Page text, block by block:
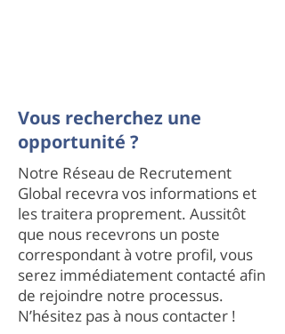
Notre Réseau de Recrutement
Global recevra vos informations et
les traitera proprement. Aussitôt
que nous recevrons un poste
correspondant à votre profil, vous
serez immédiatement contacté afin
de rejoindre notre processus.
N’hésitez pas à nous contacter !
Vous recherchez une
opportunité ?